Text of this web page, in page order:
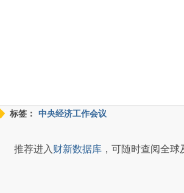
标签： 中央经济工作会议
推荐进入财新数据库 ，可随时查阅全